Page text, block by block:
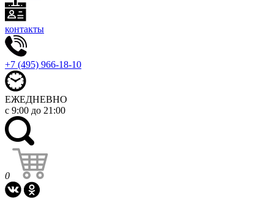
контакты
+7 (495) 966-18-10
ЕЖЕДНЕВНО
с 9:00 до 21:00
0